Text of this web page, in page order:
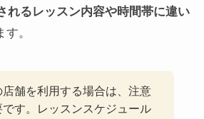
れるレッスン内容や時間帯に違い
。
店舗を利用する場合は、注意
です。レッスンスケジュール